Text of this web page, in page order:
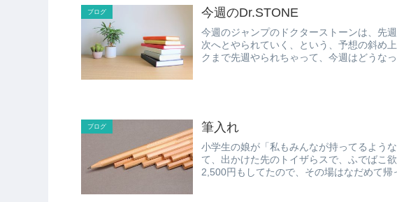
ブログ 今週のDr.STONE
今週のジャンプのドクターストーンは、先週以上に驚きの
次へとやられていく、という、予想の斜め上を行く展開です
クまで先週やられちゃって、今週はどうな
ブログ 筆入れ
小学生の娘が「私もみんなが持ってるよう
て、出かけた先のトイザらスで、ふでばこ
2,500円もしてたので、その場はなだめて